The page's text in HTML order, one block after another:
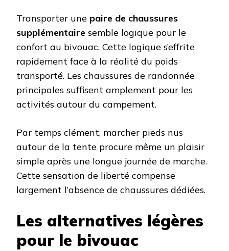
Transporter une paire de chaussures
supplémentaire semble logique pour le
confort au bivouac. Cette logique s’effrite
rapidement face à la réalité du poids
transporté. Les chaussures de randonnée
principales suffisent amplement pour les
activités autour du campement.
Par temps clément, marcher pieds nus
autour de la tente procure même un plaisir
simple après une longue journée de marche.
Cette sensation de liberté compense
largement l’absence de chaussures dédiées.
Les alternatives légères
pour le bivouac